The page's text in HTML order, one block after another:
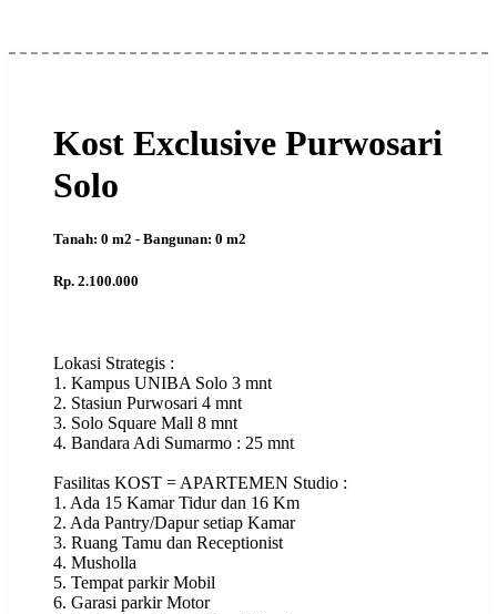
Kost Exclusive Purwosari
Solo
Tanah: 0 m2 - Bangunan: 0 m2
Rp. 2.100.000
Lokasi Strategis :
1. Kampus UNIBA Solo 3 mnt
2. Stasiun Purwosari 4 mnt
3. Solo Square Mall 8 mnt
4. Bandara Adi Sumarmo : 25 mnt
‌Fasilitas KOST = APARTEMEN Studio :
1. Ada 15 Kamar Tidur dan 16 Km
2. Ada Pantry/Dapur setiap Kamar
3. Ruang Tamu dan Receptionist
4. Musholla
5. Tempat parkir Mobil
6. Garasi parkir Motor